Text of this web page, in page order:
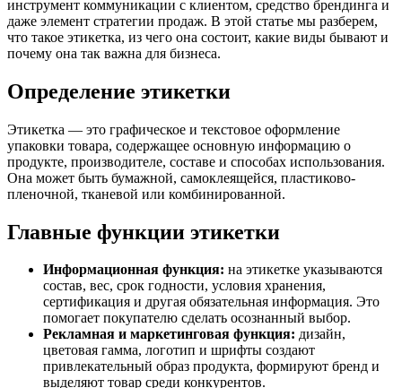
инструмент коммуникации с клиентом, средство брендинга и
даже элемент стратегии продаж. В этой статье мы разберем,
что такое этикетка, из чего она состоит, какие виды бывают и
почему она так важна для бизнеса.
Определение этикетки
Этикетка — это графическое и текстовое оформление
упаковки товара, содержащее основную информацию о
продукте, производителе, составе и способах использования.
Она может быть бумажной, самоклеящейся, пластиково-
пленочной, тканевой или комбинированной.
Главные функции этикетки
Информационная функция: на этикетке указываются
состав, вес, срок годности, условия хранения,
сертификация и другая обязательная информация. Это
помогает покупателю сделать осознанный выбор.
Рекламная и маркетинговая функция: дизайн,
цветовая гамма, логотип и шрифты создают
привлекательный образ продукта, формируют бренд и
выделяют товар среди конкурентов.